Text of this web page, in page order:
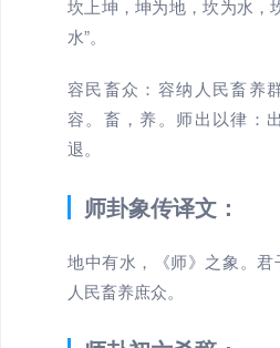
坎上坤，坤为地，坎为水，
水”。
容民畜众：容纳人民畜养
容。畜，养。师出以律：
退。
师卦象传译文：
地中有水，《师》之象。
人民畜养庶众。